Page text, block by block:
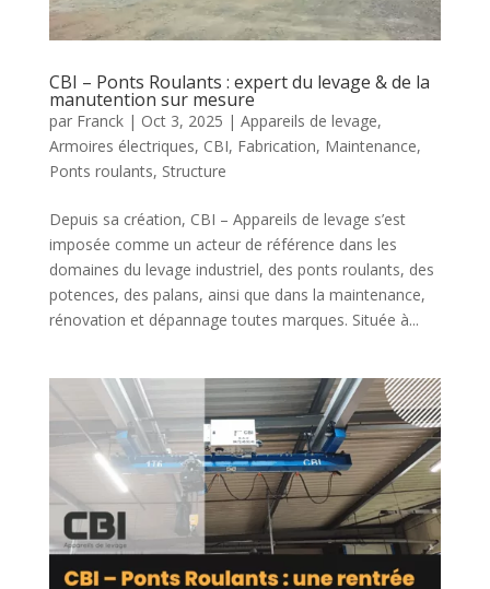
CBI – Ponts Roulants : expert du levage & de la
manutention sur mesure
par Franck| Oct 3, 2025 | Appareils de levage,
Armoires électriques, CBI, Fabrication, Maintenance,
Ponts roulants, Structure
Depuis sa création, CBI – Appareils de levage s’est
imposée comme un acteur de référence dans les
domaines du levage industriel, des ponts roulants, des
potences, des palans, ainsi que dans la maintenance,
rénovation et dépannage toutes marques. Située à...